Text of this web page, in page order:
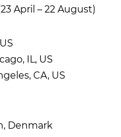
April – 22 August)
IL, US
CA, US
Denmark